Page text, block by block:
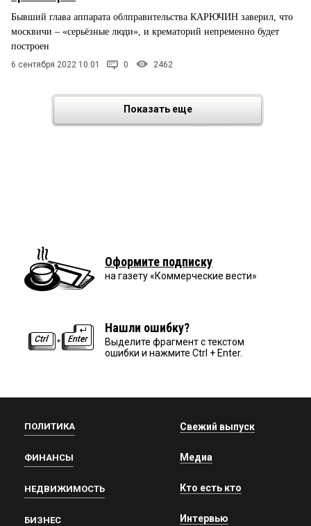
Бывший глава аппарата облправительства КАРЮЧИН заверил, что
москвичи – «серьёзные люди», и крематорий непременно будет
построен
6 сентября 2022 10:01 0 2462
Показать еще
Оформите подписку
на газету «Коммерческие вести»
Нашли ошибку?
Выделите фрагмент с текстом
ошибки и нажмите Ctrl + Enter.
ПОЛИТИКА
ФИНАНСЫ
НЕДВИЖИМОСТЬ
БИЗНЕС
Свежий выпуск
Медиа
Кто есть кто
Интервью